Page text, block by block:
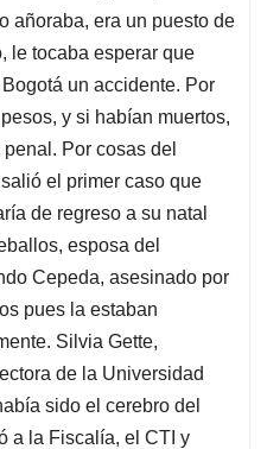
añoraba, era un puesto de
le tocaba esperar que
un accidente. Por
y si habían muertos,
Por cosas del
el primer caso que
de regreso a su natal
esposa del
Cepeda, asesinado por
pues la estaban
Silvia Gette,
de la Universidad
sido el cerebro del
a la Fiscalía, el CTI y